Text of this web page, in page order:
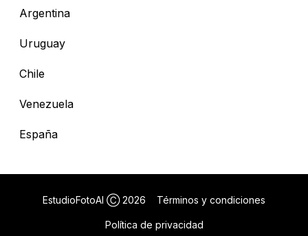
Argentina
Uruguay
Chile
Venezuela
España
EstudioFotoAI Ⓒ2026 Términos y condiciones
Política de privacidad